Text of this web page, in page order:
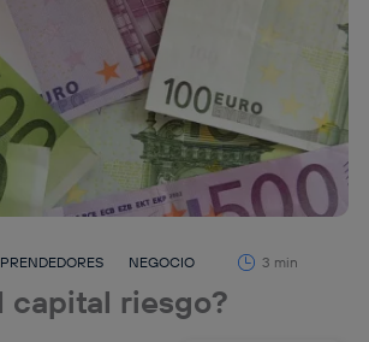
NEGOCIO 3 min
capital riesgo?